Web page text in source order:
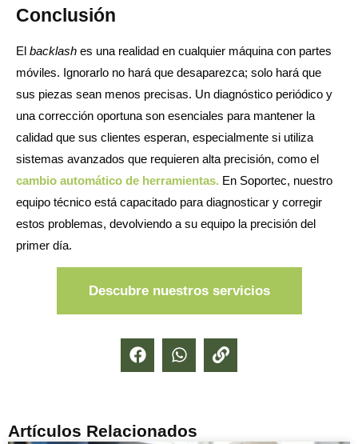
Conclusión
El backlash es una realidad en cualquier máquina con partes
móviles. Ignorarlo no hará que desaparezca; solo hará que
sus piezas sean menos precisas. Un diagnóstico periódico y
una corrección oportuna son esenciales para mantener la
calidad que sus clientes esperan, especialmente si utiliza
sistemas avanzados que requieren alta precisión, como el
cambio automático de herramientas. En Soportec, nuestro
equipo técnico está capacitado para diagnosticar y corregir
estos problemas, devolviendo a su equipo la precisión del
primer día.
Descubre nuestros servicios
Artículos Relacionados